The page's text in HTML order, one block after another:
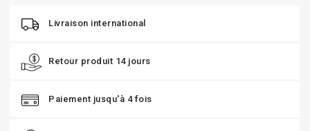
Livraison international
Retour produit 14 jours
Paiement jusqu'à 4 fois